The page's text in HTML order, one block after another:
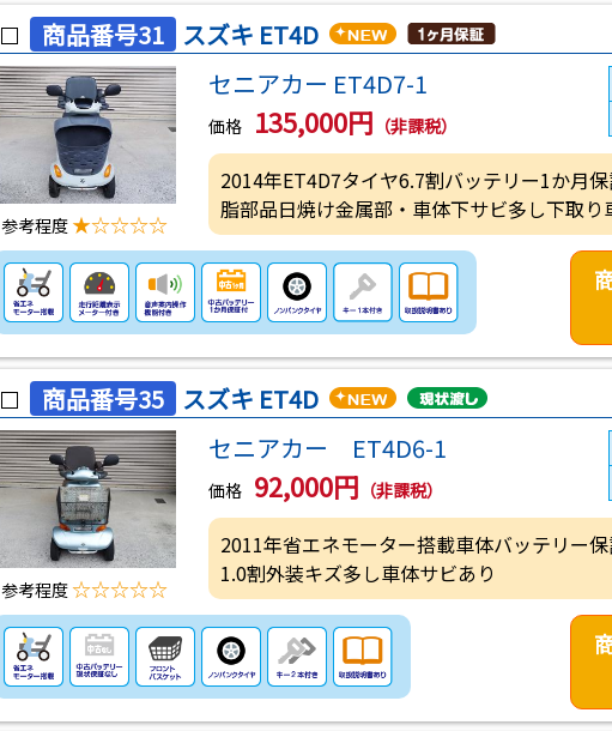
商品番号31 スズキ ET4D
参考程度 ★☆☆☆☆
セニアカー ET4D7-1
価格 135,000円 （非課税）
2014年ET4D7タイヤ6.7割バッテリー1か月
脂部品日焼け金属部・車体下サビ多し下取り
商品番号35 スズキ ET4D
参考程度☆☆☆☆☆
セニアカー ET4D6-1
価格 92,000円 （非課税）
2011年省エネモーター搭載車体バッテリー
1.0割外装キズ多し車体サビあり